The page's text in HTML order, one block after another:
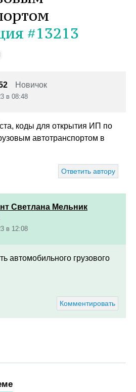
#13213
Новичок
в 08:48
коды для открытия ИП по
автотранспортом в
Ответить автору
Светлана Мельник
в 12:08
автомобильного грузового
Комментировать